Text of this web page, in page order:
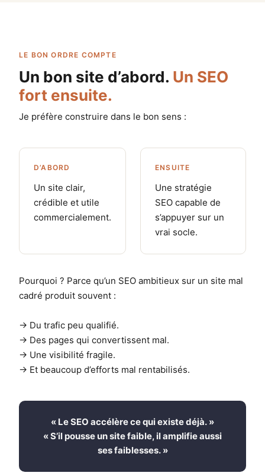
LE BON ORDRE COMPTE
Un bon site d’abord. Un SEO
fort ensuite.
Je préfère construire dans le bon sens :
D’ABORD
Un site clair,
crédible et utile
commercialement.
ENSUITE
Une stratégie
SEO capable de
s’appuyer sur un
vrai socle.
Pourquoi ? Parce qu’un SEO ambitieux sur un site mal
cadré produit souvent :
→ Du trafic peu qualifié.
→ Des pages qui convertissent mal.
→ Une visibilité fragile.
→ Et beaucoup d’efforts mal rentabilisés.
« Le SEO accélère ce qui existe déjà. »
« S’il pousse un site faible, il amplifie aussi
ses faiblesses. »